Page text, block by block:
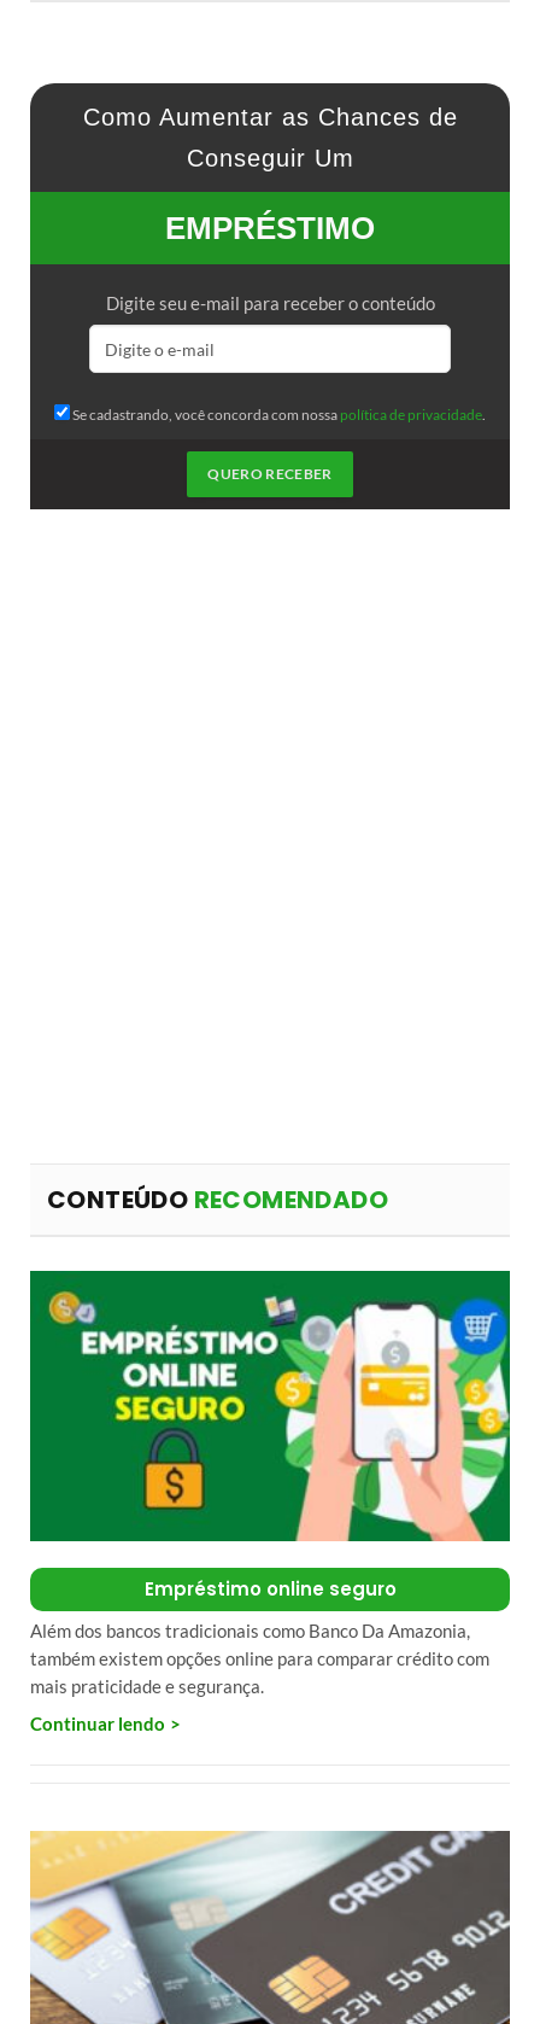
Como Aumentar as Chances de
Conseguir Um
EMPRÉSTIMO
Digite seu e-mail para receber o conteúdo
Se cadastrando, você concorda com nossa política de privacidade.
QUERO RECEBER
CONTEÚDO RECOMENDADO
Empréstimo online seguro
Além dos bancos tradicionais como Banco Da Amazonia,
também existem opções online para comparar crédito com
mais praticidade e segurança.
Continuar lendo